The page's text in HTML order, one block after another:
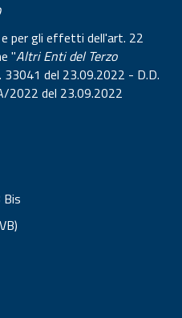
per gli effetti dell'art. 22
"Altri Enti del Terzo
33041 del 23.09.2022 - D.D.
2022 del 23.09.2022
Bis